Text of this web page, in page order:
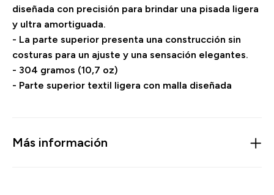
diseñada con precisión para brindar una pisada ligera
y ultra amortiguada.
- La parte superior presenta una construcción sin
costuras para un ajuste y una sensación elegantes.
- 304 gramos (10,7 oz)
- Parte superior textil ligera con malla diseñada
Más información